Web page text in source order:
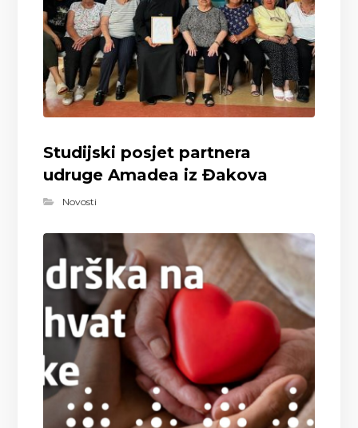
Studijski posjet partnera
udruge Amadea iz Đakova
Novosti